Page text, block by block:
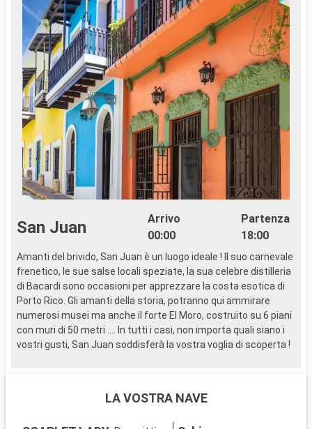
San Juan
Arrivo
00:00
Partenza
18:00
Amanti del brivido, San Juan è un luogo ideale ! Il suo carnevale
frenetico, le sue salse locali speziate, la sua celebre distilleria
di Bacardi sono occasioni per apprezzare la costa esotica di
Porto Rico. Gli amanti della storia, potranno qui ammirare
numerosi musei ma anche il forte El Moro, costruito su 6 piani
con muri di 50 metri …. In tutti i casi, non importa quali siano i
vostri gusti, San Juan soddisferà la vostra voglia di scoperta !
LA VOSTRA NAVE